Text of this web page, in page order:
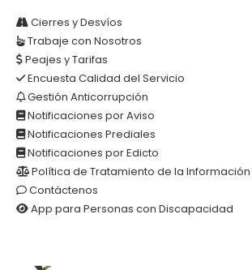
Cierres y Desvíos
Trabaje con Nosotros
Peajes y Tarifas
Encuesta Calidad del Servicio
Gestión Anticorrupción
Notificaciones por Aviso
Notificaciones Prediales
Notificaciones por Edicto
Política de Tratamiento de la Información
Contáctenos
App para Personas con Discapacidad